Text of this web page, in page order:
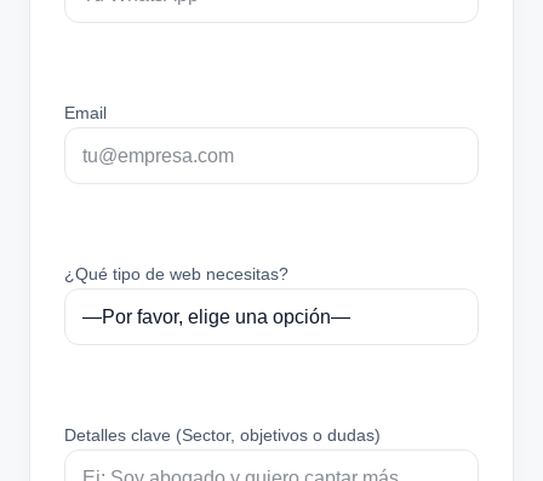
Email
¿Qué tipo de web necesitas?
Detalles clave (Sector, objetivos o dudas)